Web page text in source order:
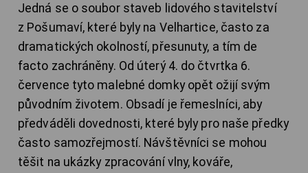
Jedná se o soubor staveb lidového stavitelství
z Pošumaví, které byly na Velhartice, často za
dramatických okolností, přesunuty, a tím de
facto zachráněny. Od úterý 4. do čtvrtka 6.
července tyto malebné domky opět ožijí svým
původním životem. Obsadí je řemeslníci, aby
předváděli dovednosti, které byly pro naše předky
často samozřejmostí. Návštěvníci se mohou
těšit na ukázky zpracování vlny, kováře,